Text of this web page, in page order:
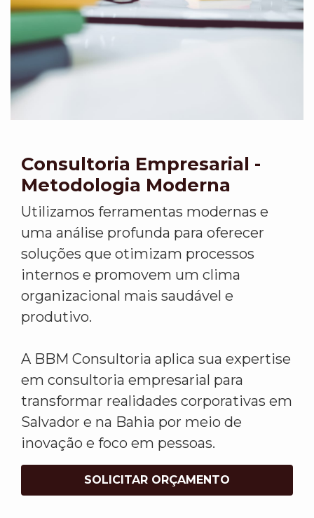
Consultoria Empresarial -
Metodologia Moderna
Utilizamos ferramentas modernas e
uma análise profunda para oferecer
soluções que otimizam processos
internos e promovem um clima
organizacional mais saudável e
produtivo.
A BBM Consultoria aplica sua expertise
em consultoria empresarial para
transformar realidades corporativas em
Salvador e na Bahia por meio de
inovação e foco em pessoas.
SOLICITAR ORÇAMENTO